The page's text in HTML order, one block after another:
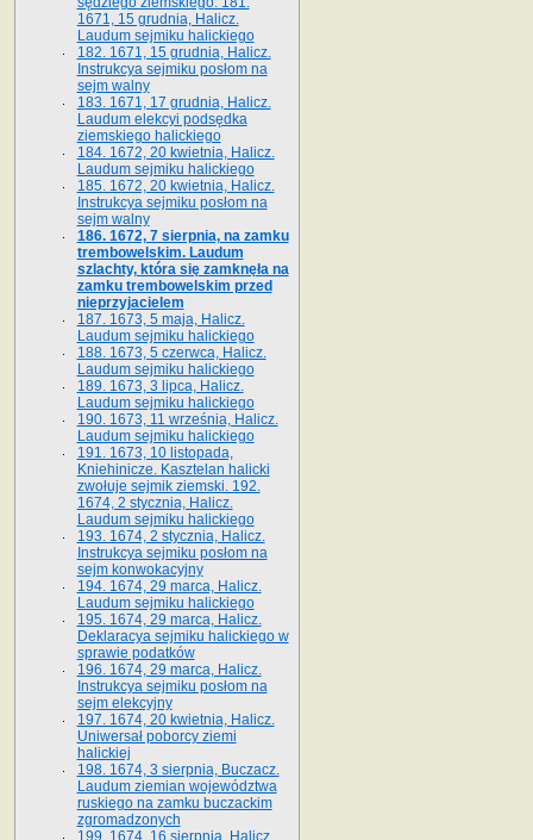
1671, 15 grudnia, Halicz.
Laudum sejmiku halickiego
182. 1671, 15 grudnia, Halicz.
Instrukcya sejmiku posłom na
sejm walny
183. 1671, 17 grudnia, Halicz.
Laudum elekcyi podsędka
ziemskiego halickiego
184. 1672, 20 kwietnia, Halicz.
Laudum sejmiku halickiego
185. 1672, 20 kwietnia, Halicz.
Instrukcya sejmiku posłom na
sejm walny
186. 1672, 7 sierpnia, na zamku
trembowelskim. Laudum
szlachty, która się zamknęła na
zamku trembowelskim przed
nieprzyjacielem
187. 1673, 5 maja, Halicz.
Laudum sejmiku halickiego
188. 1673, 5 czerwca, Halicz.
Laudum sejmiku halickiego
189. 1673, 3 lipca, Halicz.
Laudum sejmiku halickiego
190. 1673, 11 września, Halicz.
Laudum sejmiku halickiego
191. 1673, 10 listopada,
Kniehinicze. Kasztelan halicki
zwołuje sejmik ziemski. 192.
1674, 2 stycznia, Halicz.
Laudum sejmiku halickiego
193. 1674, 2 stycznia, Halicz.
Instrukcya sejmiku posłom na
sejm konwokacyjny
194. 1674, 29 marca, Halicz.
Laudum sejmiku halickiego
195. 1674, 29 marca, Halicz.
Deklaracya sejmiku halickiego w
sprawie podatków
196. 1674, 29 marca, Halicz.
Instrukcya sejmiku posłom na
sejm elekcyjny
197. 1674, 20 kwietnia, Halicz.
Uniwersał poborcy ziemi
halickiej
198. 1674, 3 sierpnia, Buczacz.
Laudum ziemian województwa
ruskiego na zamku buczackim
zgromadzonych
199. 1674, 16 sierpnia, Halicz.